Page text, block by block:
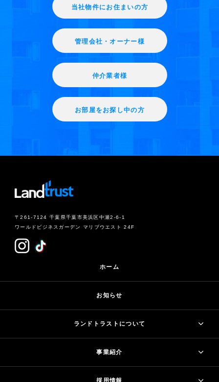
当社物件にお住まいの方
管理会社・オーナー様
仲介業者様
お部屋をお探し中の方
〒261-7124 千葉県千葉市美浜区中瀬2-6-1
ワールドビジネスガーデン マリブウエスト 24F
ホーム
お知らせ
ランドトラストについて
事業紹介
採用情報